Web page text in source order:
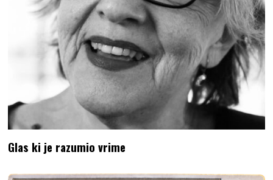
Glas ki je razumio vrime